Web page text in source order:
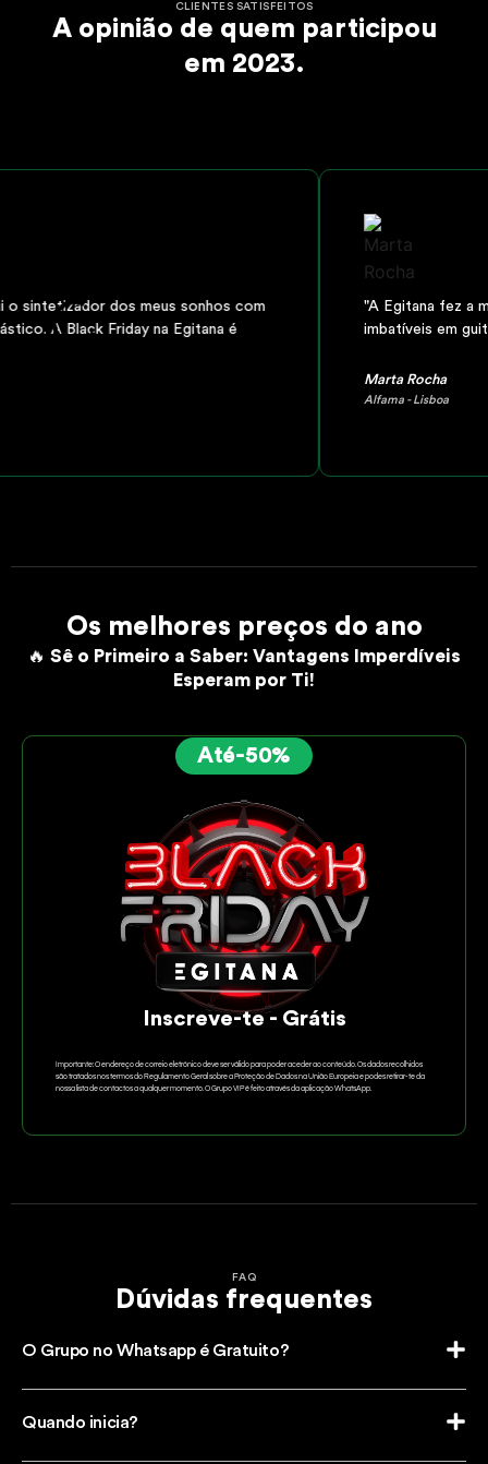
CLIENTES SATISFEITOS
A opinião de quem participou
em 2023.
sintetizador dos meus sonhos com
A Black Friday na Egitana é
"A Egitana fez a
imbatíveis em
Marta Rocha
Alfama - Lisboa
Os melhores preços do ano
🔥 Sê o Primeiro a Saber: Vantagens Imperdíveis
Esperam por Ti!
Até-50%
Inscreve-te - Grátis
Importante: O endereço de correio eletrónico deve ser válido para poder aceder ao conteúdo. Os dados recolhidos
são tratados nos termos do Regulamento Geral sobre a Proteção de Dados na União Europeia e podes retirar-te da
nossa lista de contactos a qualquer momento. O Grupo VIP é feito através da aplicação WhatsApp.
FAQ
Dúvidas frequentes
O Grupo no Whatsapp é Gratuito?
Quando inicia?